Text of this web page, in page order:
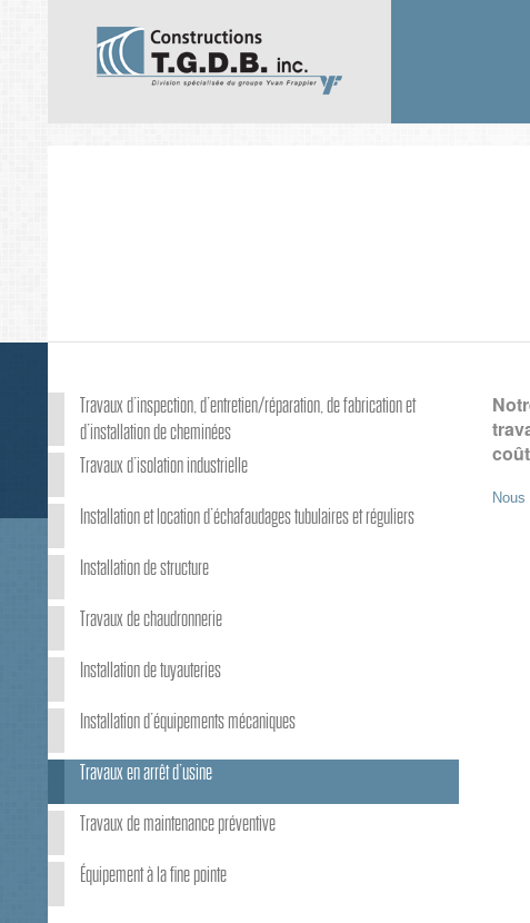
Travaux d’inspection, d’entretien/réparation, de fabrication et
d’installation de cheminées
Travaux d’isolation industrielle
Installation et location d’échafaudages tubulaires et réguliers
Installation de structure
Travaux de chaudronnerie
Installation de tuyauteries
Installation d’équipements mécaniques
Travaux en arrêt d’usine
Travaux de maintenance préventive
Équipement à la fine pointe